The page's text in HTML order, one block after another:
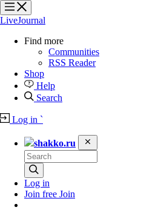
?
?
?
?
LiveJournal
Find more
Communities
RSS Reader
Shop
Help
Search
Log in `
shakko.ru
Log in
Join free Join